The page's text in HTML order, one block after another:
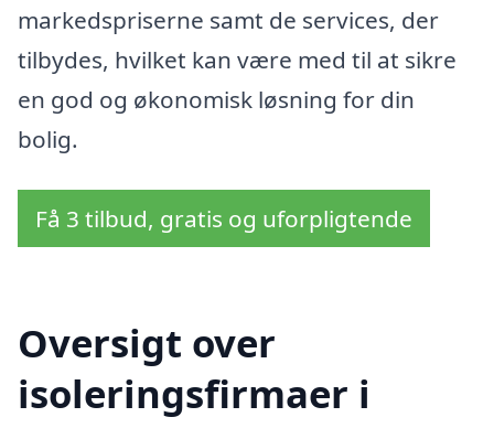
markedspriserne samt de services, der
tilbydes, hvilket kan være med til at sikre
en god og økonomisk løsning for din
bolig.
Få 3 tilbud, gratis og uforpligtende
Oversigt over
isoleringsfirmaer i